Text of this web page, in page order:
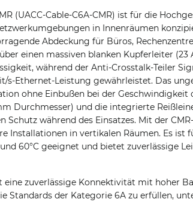
(UACC-Cable-C6A-CMR) ist für die
in Innenräumen
Abdeckung für Büros,
einen massiven blanken Kupferleiter (23
während der Anti-Crosstalk-Teiler
s-Ethernet-Leistung gewährleistet. Das
ohne Einbußen bei der Geschwindigkeit
Durchmesser) und die integrierte
während des Einsatzes. Mit der
Installationen in vertikalen Räumen. Es ist
60°C geeignet und bietet zuverlässige
eine zuverlässige Konnektivität mit hoher
Standards der Kategorie 6A zu erfüllen,